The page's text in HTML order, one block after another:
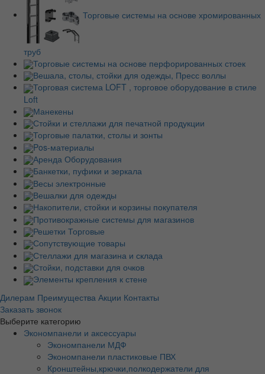
Торговые системы на основе хромированных
труб
Торговые системы на основе перфорированных стоек
Вешала, столы, стойки для одежды, Пресс воллы
Торговая система LOFT , торговое оборудование в стиле
Loft
Манекены
Стойки и стеллажи для печатной продукции
Торговые палатки, столы и зонты
Pos-материалы
Аренда Оборудования
Банкетки, пуфики и зеркала
Весы электронные
Вешалки для одежды
Накопители, стойки и корзины покупателя
Противокражные системы для магазинов
Решетки Торговые
Сопутствующие товары
Стеллажи для магазина и склада
Стойки, подставки для очков
Элементы крепления к стене
Дилерам Преимущества Акции Контакты
Заказать звонок
Выберите категорию
Экономпанели и аксессуары
Экономпанели МДФ
Экономпанели пластиковые ПВХ
Кронштейны,крючки,полкодержатели для